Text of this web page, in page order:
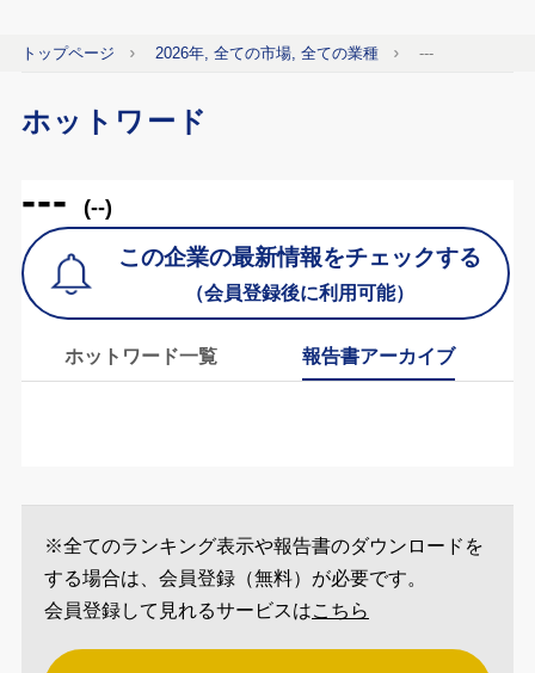
トップページ 2026年, 全ての市場, 全ての業種 ---
ホットワード
--- (--)
この企業の最新情報をチェックする
（会員登録後に利用可能）
ホットワード一覧 報告書アーカイブ
※全てのランキング表示や報告書のダウンロードを
する場合は、会員登録（無料）が必要です。
会員登録して見れるサービスはこちら